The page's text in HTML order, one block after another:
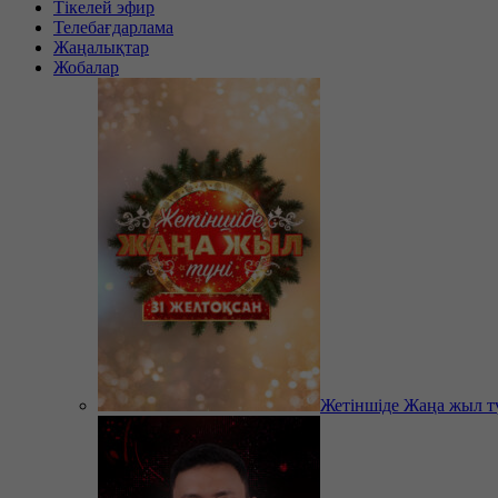
Тікелей эфир
Телебағдарлама
Жаңалықтар
Жобалар
Жетіншіде Жаңа жыл